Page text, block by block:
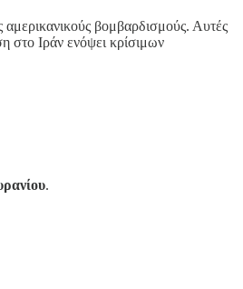
βομβαρδισμούς. Αυτές
στο Ιράν ενόψει κρίσιμων
.